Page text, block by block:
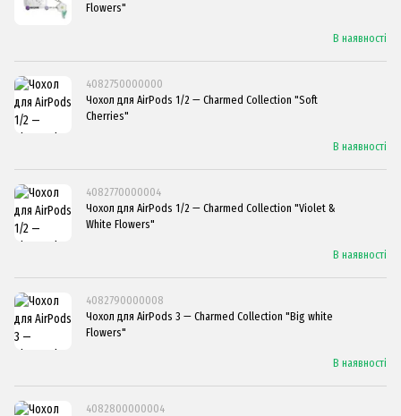
Flowers"
В наявності
4082750000000
Чохол для AirPods 1/2 — Charmed Collection "Soft
Cherries"
В наявності
4082770000004
Чохол для AirPods 1/2 — Charmed Collection "Violet &
White Flowers"
В наявності
4082790000008
Чохол для AirPods 3 — Charmed Collection "Big white
Flowers"
В наявності
4082800000004